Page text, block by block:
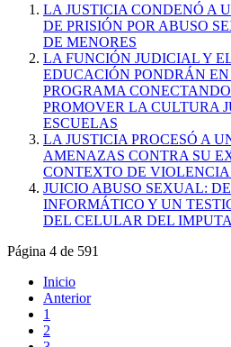
LA JUSTICIA CONDENÓ A
DE PRISIÓN POR ABUSO
DE MENORES
LA FUNCIÓN JUDICIAL Y
EDUCACIÓN PONDRÁN
PROGRAMA
PROMOVER LA CULTURA
ESCUELAS
LA JUSTICIA PROCESÓ A
AMENAZAS CONTRA SU
CONTEXTO DE VIOLENCIA
JUICIO ABUSO SEXUAL:
INFORMÁTICO Y UN
DEL CELULAR DEL
Página 4 de 591
Inicio
Anterior
1
2